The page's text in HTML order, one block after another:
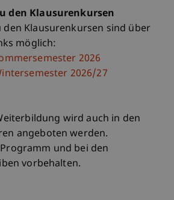
den Klausurenkursen
den Klausurenkursen sind über
möglich:
2026
2026/27
wird auch in den
angeboten werden.
und bei den
vorbehalten.